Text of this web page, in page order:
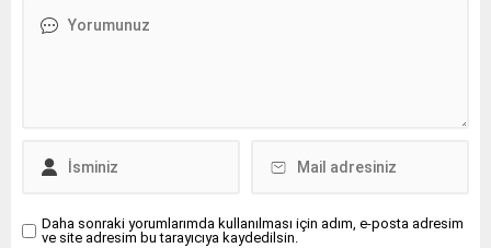
Daha sonraki yorumlarımda kullanılması için adım, e-posta adresim
ve site adresim bu tarayıcıya kaydedilsin.